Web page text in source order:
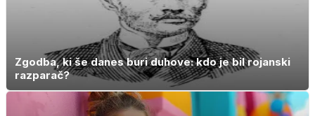
Zgodba, ki še danes buri duhove: kdo je bil rojanski
razparač?